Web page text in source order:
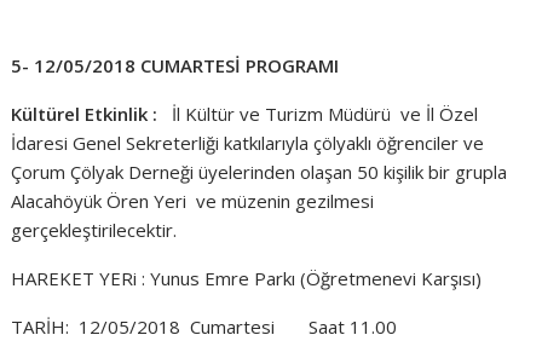
5- 12/05/2018 CUMARTESİ PROGRAMI
Kültürel Etkinlik : İl Kültür ve Turizm Müdürü ve İl Özel
İdaresi Genel Sekreterliği katkılarıyla çölyaklı öğrenciler ve
Çorum Çölyak Derneği üyelerinden olaşan 50 kişilik bir grupla
Alacahöyük Ören Yeri ve müzenin gezilmesi
gerçekleştirilecektir.
HAREKET YERi : Yunus Emre Parkı (Öğretmenevi Karşısı)
TARİH: 12/05/2018 Cumartesi Saat 11.00